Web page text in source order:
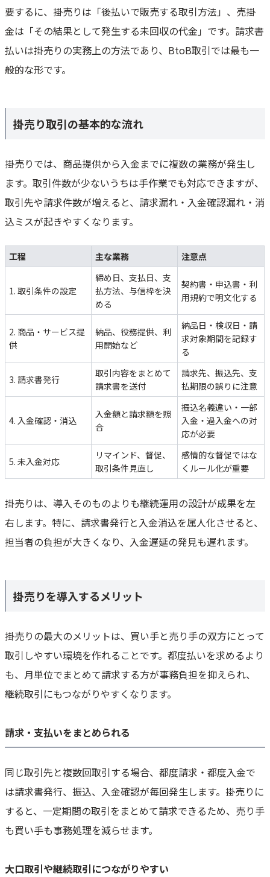
要するに、掛売りは「後払いで販売する取引方法」、売掛
金は「その結果として発生する未回収の代金」です。請求書
払いは掛売りの実務上の方法であり、BtoB取引では最も一
般的な形です。
掛売り取引の基本的な流れ
掛売りでは、商品提供から入金までに複数の業務が発生し
ます。取引件数が少ないうちは手作業でも対応できますが、
取引先や請求件数が増えると、請求漏れ・入金確認漏れ・消
込ミスが起きやすくなります。
工程 主な業務 注意点
1. 取引条件の設定
締め日、支払日、支
払方法、与信枠を決
める
契約書・申込書・利
用規約で明文化する
2. 商品・サービス提
供
納品、役務提供、利
用開始など
納品日・検収日・請
求対象期間を記録す
る
3. 請求書発行
取引内容をまとめて
請求書を送付
請求先、振込先、支
払期限の誤りに注意
4. 入金確認・消込
入金額と請求額を照
合
振込名義違い・一部
入金・過入金への対
応が必要
5. 未入金対応
リマインド、督促、
取引条件見直し
感情的な督促ではな
くルール化が重要
掛売りは、導入そのものよりも継続運用の設計が成果を左
右します。特に、請求書発行と入金消込を属人化させると、
担当者の負担が大きくなり、入金遅延の発見も遅れます。
掛売りを導入するメリット
掛売りの最大のメリットは、買い手と売り手の双方にとって
取引しやすい環境を作れることです。都度払いを求めるより
も、月単位でまとめて請求する方が事務負担を抑えられ、
継続取引にもつながりやすくなります。
請求・支払いをまとめられる
同じ取引先と複数回取引する場合、都度請求・都度入金で
は請求書発行、振込、入金確認が毎回発生します。掛売りに
すると、一定期間の取引をまとめて請求できるため、売り手
も買い手も事務処理を減らせます。
大口取引や継続取引につながりやすい